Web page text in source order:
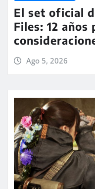
El set oficial
Files: 12
Ago 5, 2026